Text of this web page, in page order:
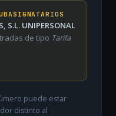
S.L. UNIPERSONAL
de tipo Tarifa
puede estar
distinto al